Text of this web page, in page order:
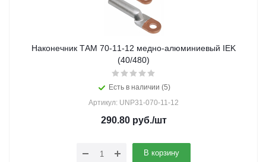
Наконечник ТАМ 70-11-12 медно-алюминиевый IEK
(40/480)
Есть в наличии (5)
Артикул: UNP31-070-11-12
290.80руб./шт
В корзину